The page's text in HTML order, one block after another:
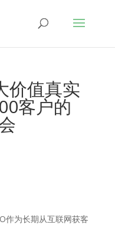
价值真实
客户的
作为长期从互联网获客